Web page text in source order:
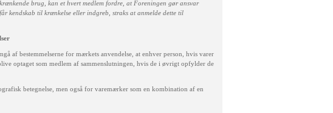
brug, kan et hvert medlem fordre, at Foreningen gør ansvar
kendskab til krænkelse eller indgreb, straks at anmelde dette til
af bestemmelserne for mærkets anvendelse, at enhver person, hvis varer
optaget som medlem af sammenslutningen, hvis de i øvrigt opfylder de
betegnelse, men også for varemærker som en kombination af en